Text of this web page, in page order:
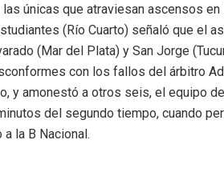
únicas que atraviesan ascensos
(Río Cuarto) señaló que el
(Mar del Plata) y San Jorge
con los fallos del árbitro
y amonestó a otros seis, el equipo
del segundo tiempo, cuando
la B Nacional.